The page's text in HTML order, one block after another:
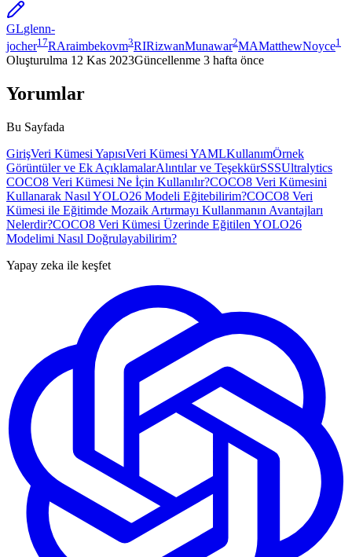
GLglenn-
jocher17RAraimbekovm3RIRizwanMunawar2MAMatthewNoyce1
Oluşturulma 12 Kas 2023Güncellenme 3 hafta önce
Yorumlar
Bu Sayfada
GirişVeri Kümesi YapısıVeri Kümesi YAMLKullanımÖrnek
Görüntüler ve Ek AçıklamalarAlıntılar ve TeşekkürSSSUltralytics
COCO8 Veri Kümesi Ne İçin Kullanılır?COCO8 Veri Kümesini
Kullanarak Nasıl YOLO26 Modeli Eğitebilirim?COCO8 Veri
Kümesi ile Eğitimde Mozaik Artırmayı Kullanmanın Avantajları
Nelerdir?COCO8 Veri Kümesi Üzerinde Eğitilen YOLO26
Modelimi Nasıl Doğrulayabilirim?
Yapay zeka ile keşfet